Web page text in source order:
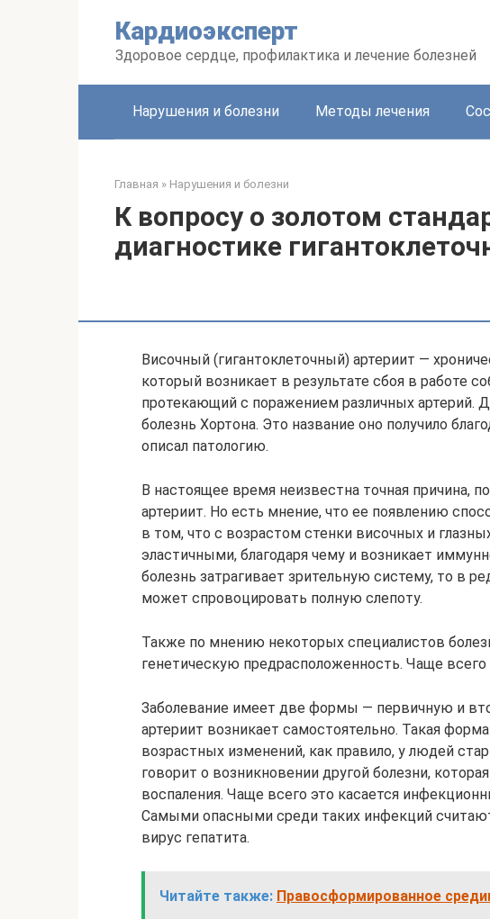
Кардиоэксперт
Здоровое сердце, профилактика и лечение болезней
Нарушения и болезни Методы лечения
Главная » Нарушения и болезни
К вопросу о золотом
диагностике
Височный (гигантоклеточный) артериит —
который возникает в результате сбоя в работе
протекающий с поражением различных артерий.
болезнь Хортона. Это название оно получило
описал патологию.
В настоящее время неизвестна точная причина,
артериит. Но есть мнение, что ее появлению
в том, что с возрастом стенки височных и
эластичными, благодаря чему и возникает
болезнь затрагивает зрительную систему, то в
может спровоцировать полную слепоту.
Также по мнению некоторых специалистов
генетическую предрасположенность. Чаще
Заболевание имеет две формы — первичную и
артериит возникает самостоятельно. Такая
возрастных изменений, как правило, у людей
говорит о возникновении другой болезни,
воспаления. Чаще всего это касается
Самыми опасными среди таких инфекций
вирус гепатита.
Читайте также: Правосформированное